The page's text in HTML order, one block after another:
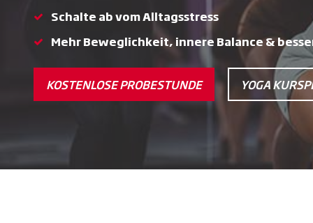
Schalte ab vom Alltagsstress
Mehr Beweglichkeit, innere Balance &
KOSTENLOSE PROBESTUNDE YOGA